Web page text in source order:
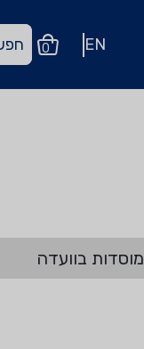
EN
0
מוסדות בוועדה